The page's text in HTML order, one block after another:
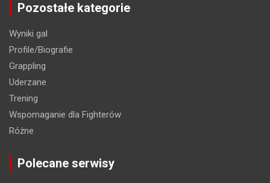
Pozostałe kategorie
Wyniki gal
Profile/Biografie
Grappling
Uderzane
Trening
Wspomaganie dla Fighterów
Różne
Polecane serwisy